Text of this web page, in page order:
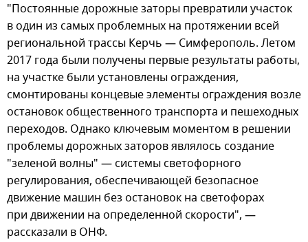
"Постоянные дорожные заторы превратили участок
в один из самых проблемных на протяжении всей
региональной трассы Керчь — Симферополь. Летом
2017 года были получены первые результаты работы,
на участке были установлены ограждения,
смонтированы концевые элементы ограждения возле
остановок общественного транспорта и пешеходных
переходов. Однако ключевым моментом в решении
проблемы дорожных заторов являлось создание
"зеленой волны" — системы светофорного
регулирования, обеспечивающей безопасное
движение машин без остановок на светофорах
при движении на определенной скорости", —
рассказали в ОНФ.